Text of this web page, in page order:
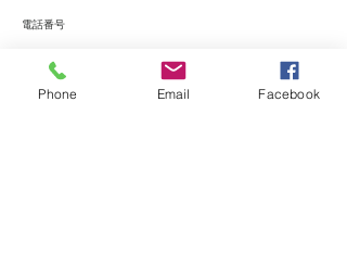
電話番号
は固くお断りします）
Phone Email Facebook